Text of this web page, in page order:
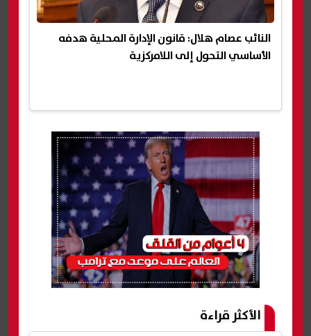
النائب عصام هلال: قانون الإدارة المحلية هدفه
الأساسي التحول إلى اللامركزية
الأكثر قراءة